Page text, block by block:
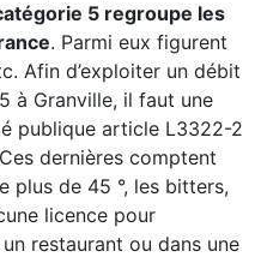
5 regroupe les
. Parmi eux figurent
Afin d’exploiter un débit
à Granville, il faut une
publique article L3322-2
dernières comptent
plus de 45 °, les bitters,
licence pour
restaurant ou dans une